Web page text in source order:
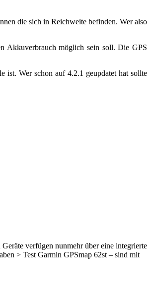
die sich in Reichweite befinden. Wer also
Akkuverbrauch möglich sein soll. Die GPS
ist. Wer schon auf 4.2.1 geupdatet hat sollte
verfügen nunmehr über eine integrierte
> Test Garmin GPSmap 62st – sind mit